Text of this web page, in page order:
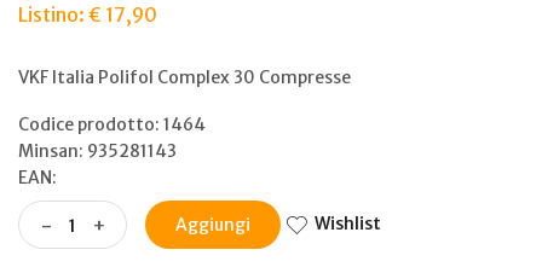
Listino: € 17,90
VKF Italia Polifol Complex 30 Compresse
Codice prodotto: 1464
Minsan: 935281143
EAN:
- + Aggiungi Wishlist